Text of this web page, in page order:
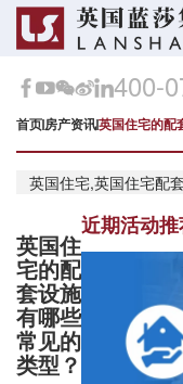
400-
首页房产资讯英国住宅的配
英国住宅,英国住宅配
英国住
宅的配
套设施
有哪些
常见的
类型？
近期活动